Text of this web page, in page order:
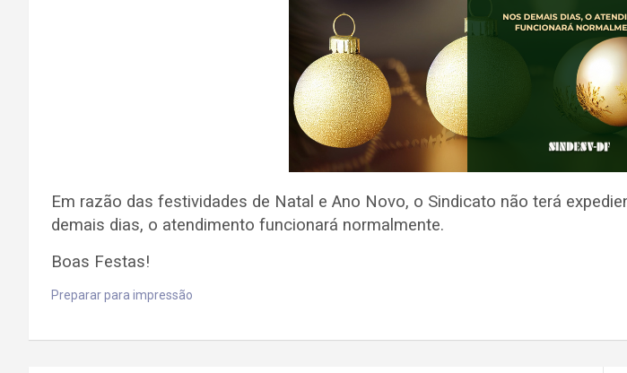
Em razão das festividades de Natal e Ano Novo, o Sindicato não terá
demais dias, o atendimento funcionará normalmente.
Boas Festas!
Preparar para impressão